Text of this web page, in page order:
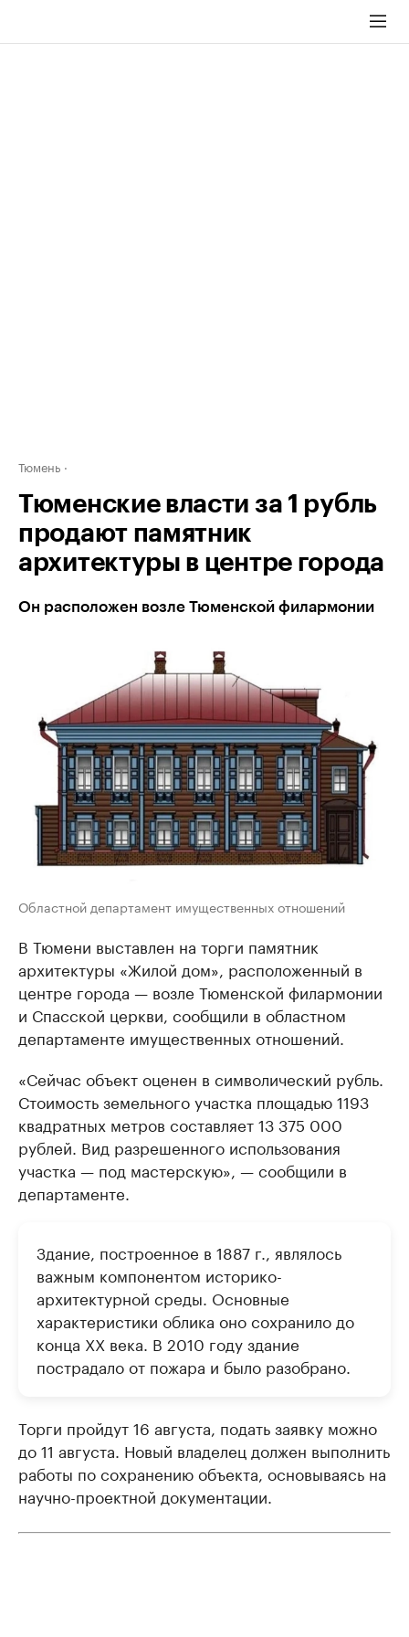
Тюмень
Тюменские власти за 1 рубль
продают памятник
архитектуры в центре города
Он расположен возле Тюменской филармонии
Областной департамент имущественных отношений
В Тюмени выставлен на торги памятник
архитектуры «Жилой дом», расположенный в
центре города — возле Тюменской филармонии
и Спасской церкви, сообщили в областном
департаменте имущественных отношений.
«Сейчас объект оценен в символический рубль.
Стоимость земельного участка площадью 1193
квадратных метров составляет 13 375 000
рублей. Вид разрешенного использования
участка — под мастерскую», — сообщили в
департаменте.
Здание, построенное в 1887 г., являлось
важным компонентом историко-
архитектурной среды. Основные
характеристики облика оно сохранило до
конца ХХ века. В 2010 году здание
пострадало от пожара и было разобрано.
Торги пройдут 16 августа, подать заявку можно
до 11 августа. Новый владелец должен выполнить
работы по сохранению объекта, основываясь на
научно-проектной документации.